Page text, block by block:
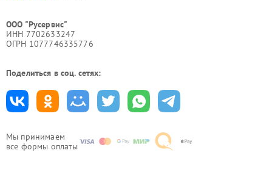
Мы принимаем
все формы оплаты
ООО "Русервис"
ИНН 7702633247
ОГРН 1077746335776
Поделиться в соц. сетях: